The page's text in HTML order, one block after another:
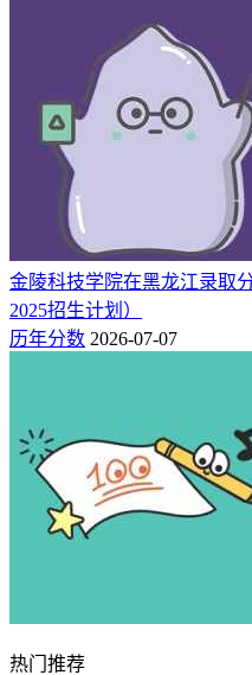
金陵科技学院在黑龙江录取
2025招生计划）
历年分数 2026-07-07
热门推荐